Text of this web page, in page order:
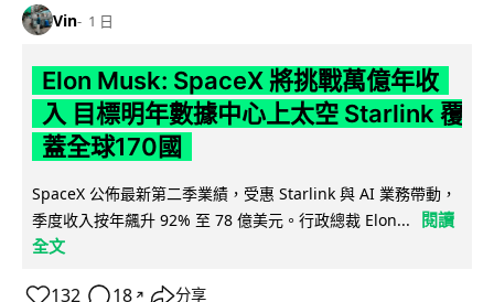
Vin 1 日
Elon Musk: SpaceX 將挑戰萬億年收
入 目標明年數據中心上太空 Starlink 覆
蓋全球170國
SpaceX 公佈最新第二季業績，受惠 Starlink 與 AI 業務帶動，
季度收入按年飆升 92% 至 78 億美元。行政總裁 Elon...
閱讀
全文
132 18 ↗ 分享